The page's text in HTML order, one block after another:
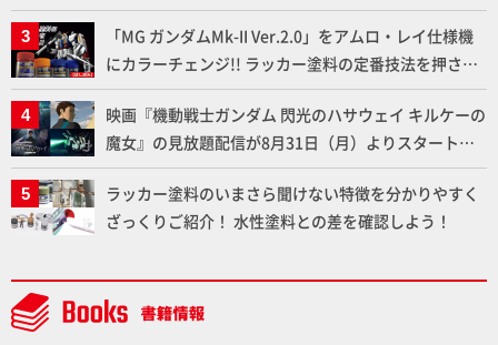
劇中どおりのプロポーションを再現【機動戦士Zガン
ダム】
「MG ガンダムMk-II Ver.2.0」をアムロ・レイ仕様機
にカラーチェンジ!! ラッカー塗料の定番技法を押さえ
るだけでハイクオリティの作例に!!【試し読み】
映画『機動戦士ガンダム 閃光のハサウェイ キルケーの
魔女』の見放題配信が8月31日（月）よりスタート！
Prime Videoで国内独占配信
ラッカー塗料のいまさら聞けない特徴を分かりやすく
ざっくりご紹介！ 水性塗料との差を確認しよう！